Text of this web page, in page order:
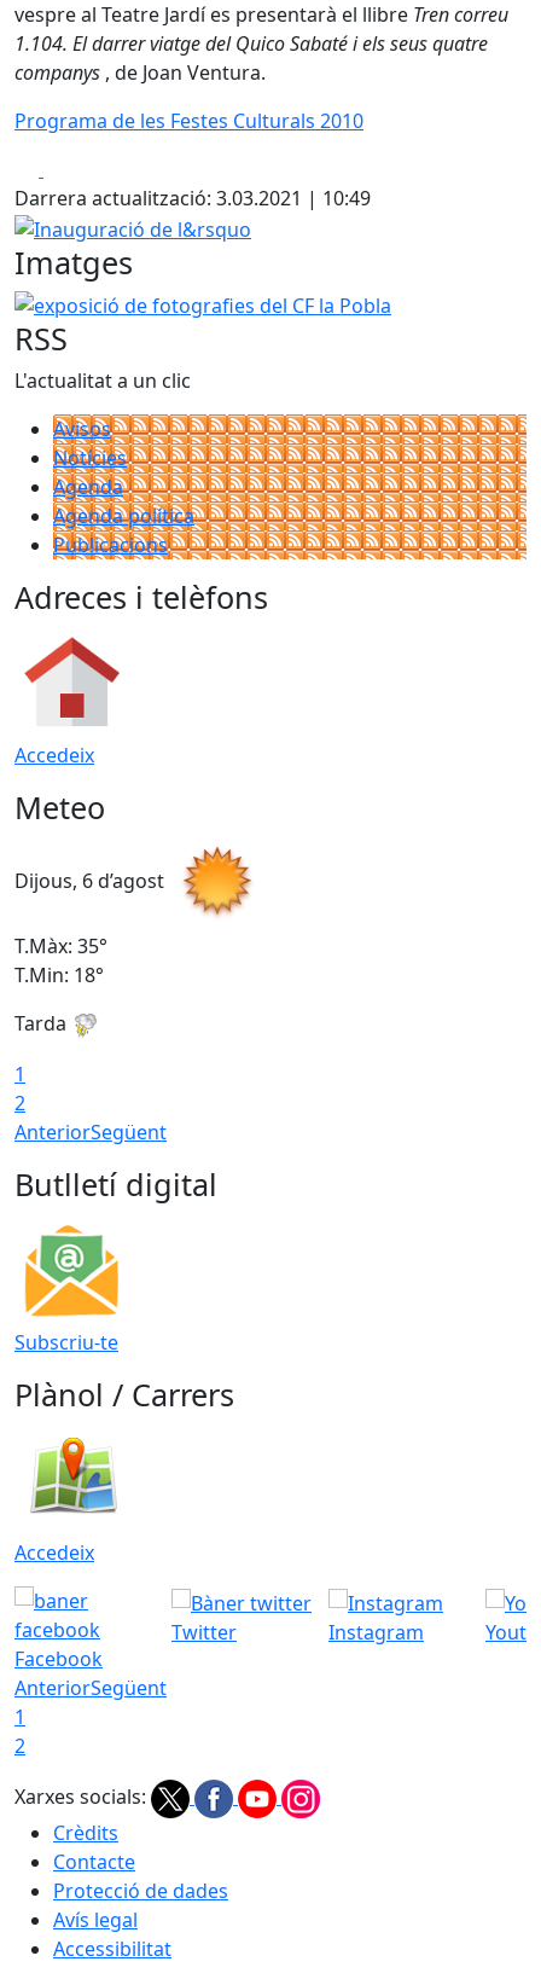
vespre al Teatre Jardí es presentarà el llibre Tren correu
1.104. El darrer viatge del Quico Sabaté i els seus quatre
companys , de Joan Ventura.
Programa de les Festes Culturals 2010
Darrera actualització: 3.03.2021 | 10:49
Inauguració de l&rsquo
Imatges
exposició de fotografies del CF la Pobla
RSS
L'actualitat a un clic
Avisos
Notícies
Agenda
Agenda política
Publicacions
Adreces i telèfons
Accedeix
Meteo
Dijous, 6 d’agost
T.Màx: 35°
T.Min: 18°
Tarda
1
2
AnteriorSegüent
Butlletí digital
Subscriu-te
Plànol / Carrers
Accedeix
Facebook
Twitter Instagram
AnteriorSegüent
1
2
Xarxes socials:
Crèdits
Contacte
Protecció de dades
Avís legal
Accessibilitat